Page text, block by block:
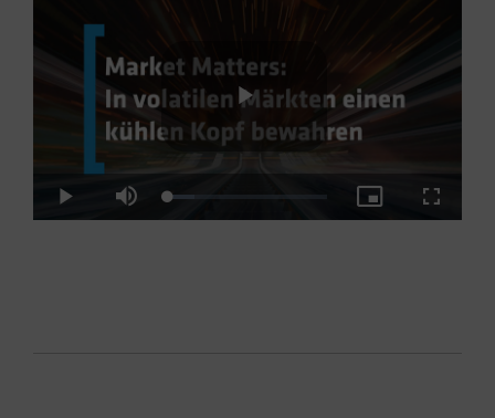
Play
Play Mute Loaded
16.41%
Picture-
in-